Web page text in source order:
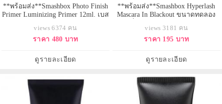
**พร้อมส่ง**Smashbox Photo Finish
Primer Luminizing Primer 12ml. เบส
เรื่อของ Tint ช่วยเติมความเรืองรอง
ให้กับผิว เนื้อผลิตภัณฑ์นุ่มลื่นราว
เติมเต็มปัญหาร่องรูขุมขน พราง
ปัญหาริ้วรอยเล็กๆ และยังคงค
views 6374 คน
ราคา 480 บาท
ดูรายละเอียด
**พร้อมส่ง**Smashbox Hyperlash
Mascara In Blackout ขนาดทดลอง
มาสคาร่ารูปแบบใหม่ ที่ออกแบบหัว
แปรงมาเป็นพิเศษโดยมีทั้งแปรง
เพิ่มความยาวให้แก่ขนตา และมี
แปรงแบบหวีสำหรับหวีขนตาให้เรียง
views 3181 คน
ราคา 195 บาท
ดูรายละเอียด